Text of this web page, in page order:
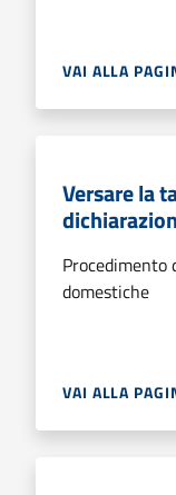
VAI ALLA
Versare la
Procedimento
domestiche
VAI ALLA